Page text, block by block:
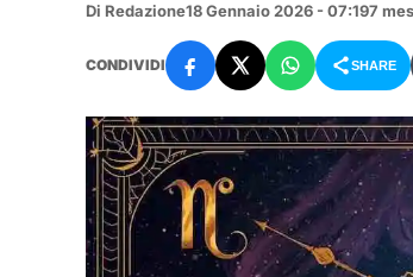
Di Redazione18 Gennaio 2026 - 07:197
CONDIVIDI SHARE